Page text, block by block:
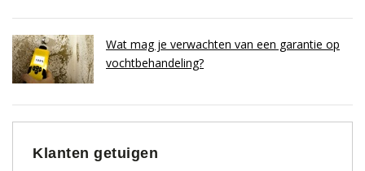
Wat mag je verwachten van een garantie op
vochtbehandeling?
Klanten getuigen